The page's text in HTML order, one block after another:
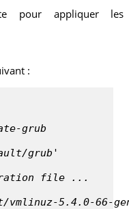
pour appliquer les
:
grub
grub'
file ...
vmlinuz-5.4.0-66-